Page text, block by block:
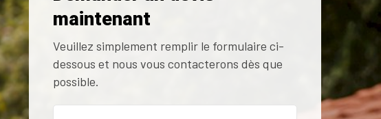
maintenant
Veuillez simplement remplir le formulaire ci-
dessous et nous vous contacterons dès que
possible.